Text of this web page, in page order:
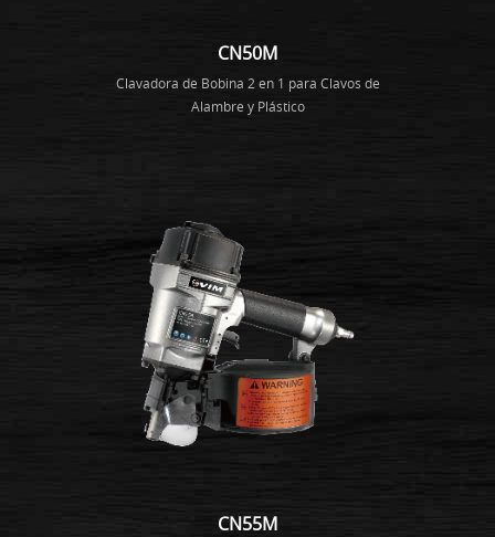
CN50M
Clavadora de Bobina 2 en 1 para Clavos de
Alambre y Plástico
CN55M